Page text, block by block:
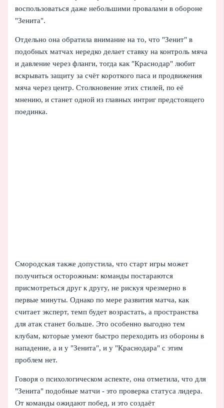
воспользоваться даже небольшими провалами в обороне
"Зенита".
Отдельно она обратила внимание на то, что "Зенит" в
подобных матчах нередко делает ставку на контроль мяча
и давление через фланги, тогда как "Краснодар" любит
вскрывать защиту за счёт короткого паса и продвижения
мяча через центр. Столкновение этих стилей, по её
мнению, и станет одной из главных интриг предстоящего
поединка.
Смородская также допустила, что старт игры может
получиться осторожным: команды постараются
присмотреться друг к другу, не рискуя чрезмерно в
первые минуты. Однако по мере развития матча, как
считает эксперт, темп будет возрастать, а пространства
для атак станет больше. Это особенно выгодно тем
клубам, которые умеют быстро переходить из обороны в
нападение, а и у "Зенита", и у "Краснодара" с этим
проблем нет.
Говоря о психологическом аспекте, она отметила, что для
"Зенита" подобные матчи - это проверка статуса лидера.
От команды ожидают побед, и это создаёт